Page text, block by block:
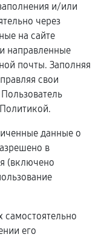
и/или
через
на сайте
направленные
почты. Заполняя
свои
данные о
в
(включено
самостоятельно
его